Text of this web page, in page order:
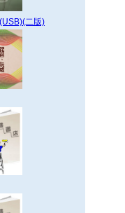
二版)